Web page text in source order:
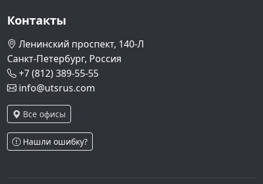
Контакты
Ленинский проспект, 140-Л
Санкт-Петербург, Россия
+7 (812) 389-55-55
info@utsrus.com
Все офисы
Нашли ошибку?